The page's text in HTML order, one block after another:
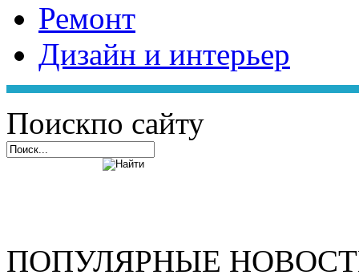
Ремонт
Дизайн и интерьер
Поискпо сайту
ПОПУЛЯРНЫЕ